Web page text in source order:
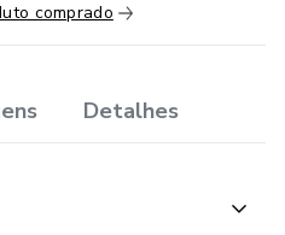
comprado
Detalhes